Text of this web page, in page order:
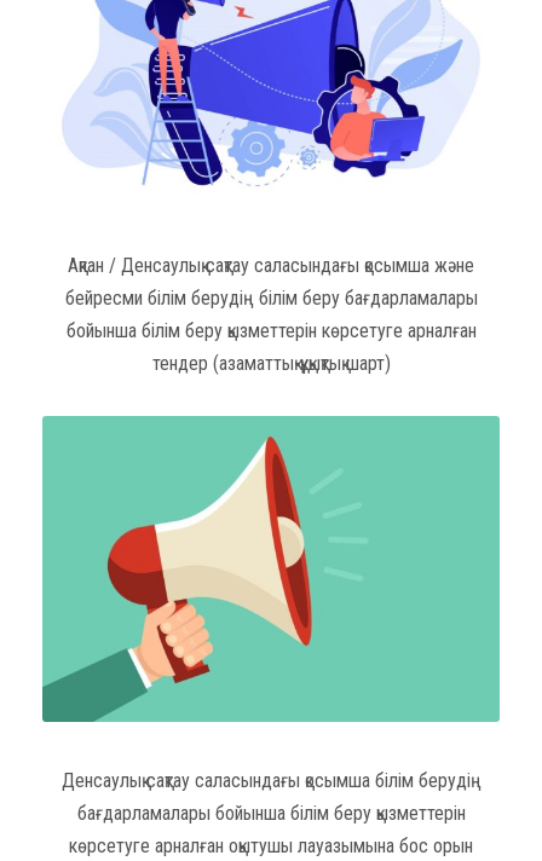
Ақпан / Денсаулық сақтау саласындағы қосымша және
бейресми білім берудің білім беру бағдарламалары
бойынша білім беру қызметтерін көрсетуге арналған
тендер (азаматтық-құқықтық шарт)
Денсаулық сақтау саласындағы қосымша білім берудің
бағдарламалары бойынша білім беру қызметтерін
көрсетуге арналған оқытушы лауазымына бос орын